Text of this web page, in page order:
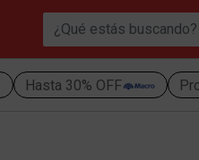
Hasta 30% OFF